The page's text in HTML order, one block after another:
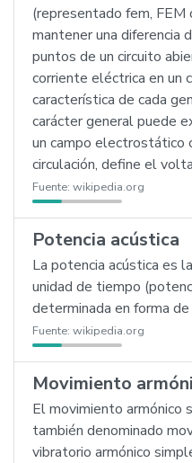
(representado fem, FEM
mantener una diferencia
puntos de un circuito
corriente eléctrica en un
característica de cada
carácter general puede
un campo electrostático
circulación, define el
Fuente: wikipedia.org
Potencia acústica
La potencia acústica es
unidad de tiempo
determinada en forma
Fuente: wikipedia.org
Movimiento
El movimiento armónico
también denominado
vibratorio armónico